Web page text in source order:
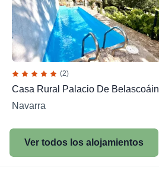
(2)
Casa Rural Palacio De Belascoáin
Navarra
Ver todos los alojamientos